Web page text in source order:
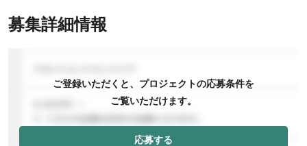
募集詳細情報
ご登録いただくと、プロジェクトの応募条件を
ご覧いただけます。
応募する